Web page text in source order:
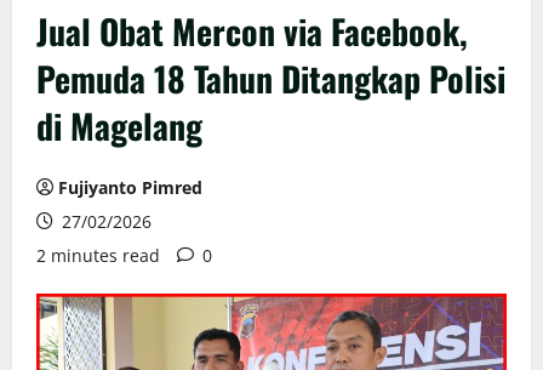
Jual Obat Mercon via Facebook,
Pemuda 18 Tahun Ditangkap Polisi
di Magelang
Fujiyanto Pimred
27/02/2026
2 minutes read
0